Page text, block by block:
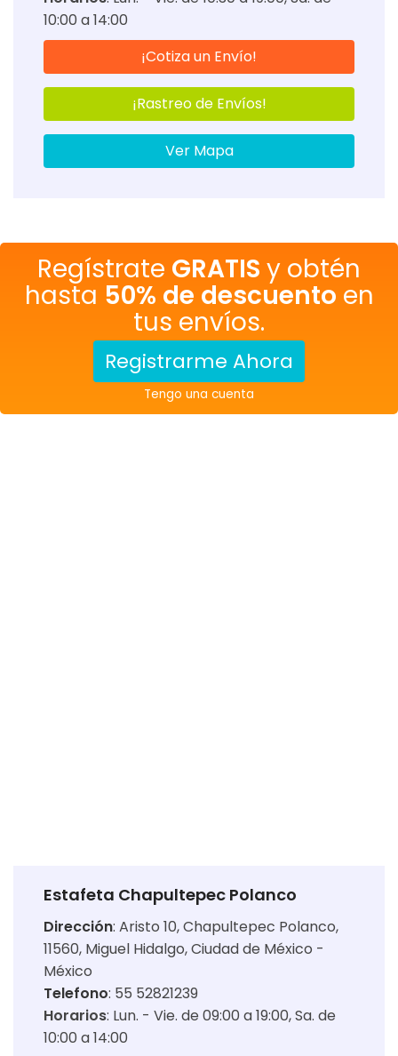
10:00 a 14:00
¡Cotiza un Envío!
¡Rastreo de Envíos!
Ver Mapa
Regístrate GRATIS y obtén
hasta 50% de descuento en
tus envíos.
Registrarme Ahora
Tengo una cuenta
Estafeta Chapultepec Polanco
Dirección: Aristo 10, Chapultepec Polanco,
11560, Miguel Hidalgo, Ciudad de México -
México
Telefono: 55 52821239
Horarios: Lun. - Vie. de 09:00 a 19:00 Sa. de
10:00 a 14:00